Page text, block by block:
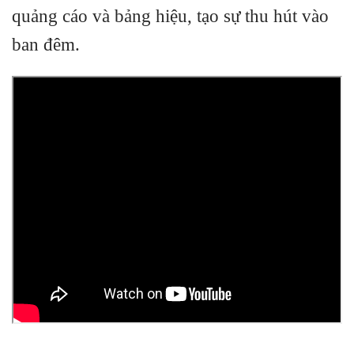
quảng cáo và bảng hiệu, tạo sự thu hút vào
ban đêm.